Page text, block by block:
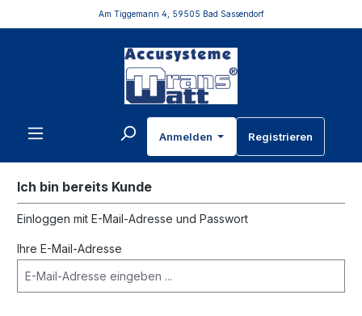
Am Tiggemann 4, 59505 Bad Sassendorf
Anmelden Registrieren
Ich bin bereits Kunde
Einloggen mit E-Mail-Adresse und Passwort
Ihre E-Mail-Adresse